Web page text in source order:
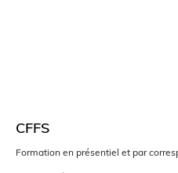
CFFS
Formation en présentiel et par